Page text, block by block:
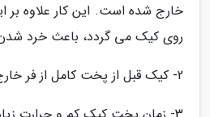
خارج شده است. این کار علاوه بر
روی کیک می گردد، باعث خرد
2- کیک قبل از پخت کامل از فر خارج شده است.